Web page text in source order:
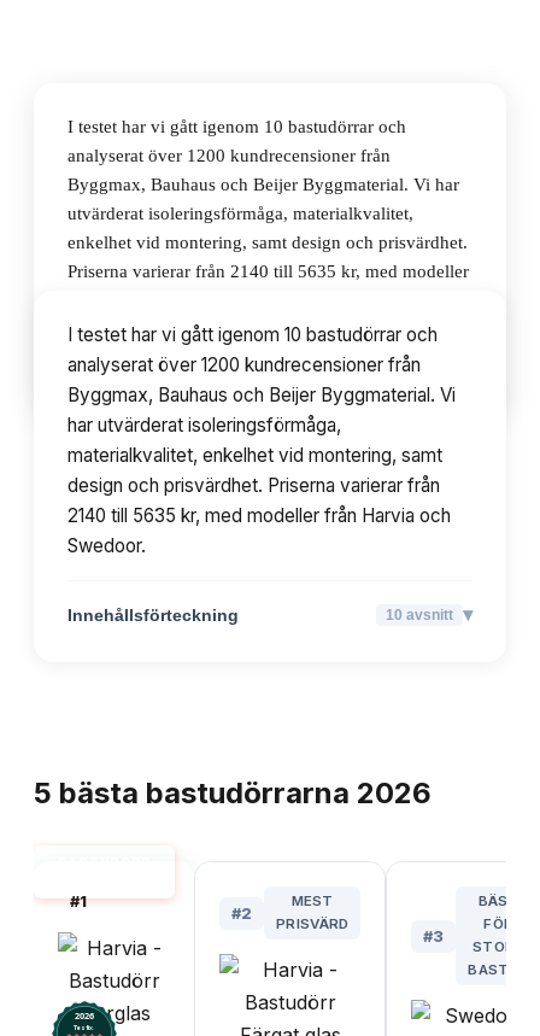
I testet har vi gått igenom 10 bastudörrar och
analyserat över 1200 kundrecensioner från
Byggmax, Bauhaus och Beijer Byggmaterial. Vi har
utvärderat isoleringsförmåga, materialkvalitet,
enkelhet vid montering, samt design och prisvärdhet.
Priserna varierar från 2140 till 5635 kr, med modeller
Innehållsförteckning 10avsnitt
I testet har vi gått igenom 10 bastudörrar och
analyserat över 1200 kundrecensioner från
Byggmax, Bauhaus och Beijer Byggmaterial. Vi
har utvärderat isoleringsförmåga,
materialkvalitet, enkelhet vid montering, samt
design och prisvärdhet. Priserna varierar från
2140 till 5635 kr, med modeller från Harvia och
Swedoor.
Innehållsförteckning 10 avsnitt ▾
5 bästa bastudörrarna 2026
#1
2026
Testix.
#2
MEST
PRISVÄRD
#3
BÄST
FÖR
STORA
BASTUR